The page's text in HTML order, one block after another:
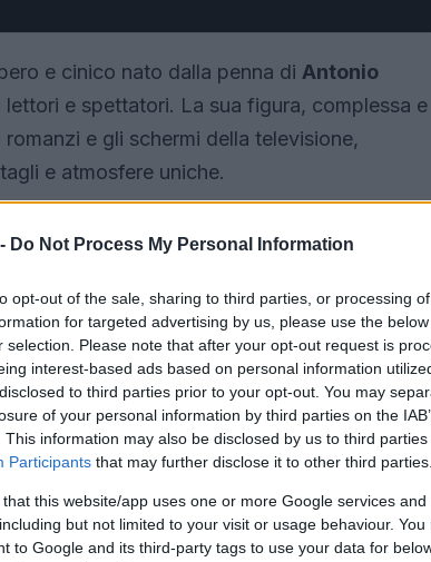
Do Not Process My Personal Information
opt-out of the sale, sharing to third parties, or processing
for targeted advertising by us, please use the
selection. Please note that after your opt-out request is
interest-based ads based on personal information
to third parties prior to your opt-out. You may
of your personal information by third parties on the
This information may also be disclosed by us to third
Participants that may further disclose it to other third parties.
that this website/app uses one or more Google services
but not limited to your visit or usage behaviour.
to Google and its third-party tags to use your data for
e cinico nato dalla penna di Antonio
e spettatori. La sua figura, complessa e
e gli schermi della televisione,
e atmosfere uniche.